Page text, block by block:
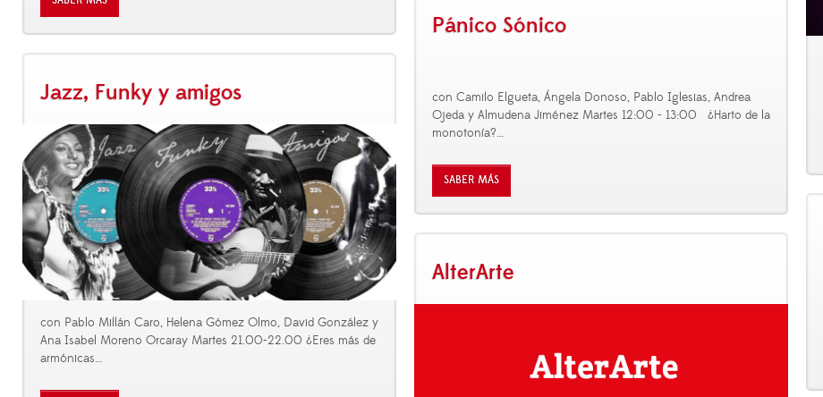
Pánico Sónico
con Camilo Elgueta, Ángela Donoso, Pablo Iglesias, Andrea
Ojeda y Almudena Jiménez Martes 12:00 - 13:00 ¿Harto de la
monotonía?…
SABER MÁS
Jazz, Funky y amigos
con Pablo Millán Caro, Helena Gómez Olmo, David González y
Ana Isabel Moreno Orcaray Martes 21.00-22.00 ¿Eres más de
armónicas…
AlterArte